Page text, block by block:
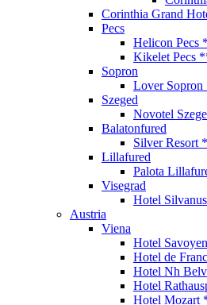
Corinthia Grand
Pecs
Helicon Pecs
Kikelet Pecs
Sopron
Lover
Szeged
Novotel
Balatonfured
Silver Resort
Lillafured
Palota
Visegrad
Hotel
Austria
Viena
Hotel
Hotel de
Hotel Nh
Hotel
Hotel Mozart